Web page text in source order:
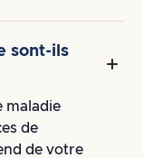
sont-ils
maladie
de
de votre